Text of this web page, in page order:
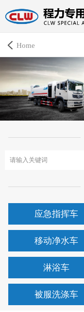
Home
应急指挥车
移动净水车
淋浴车
被服洗涤车